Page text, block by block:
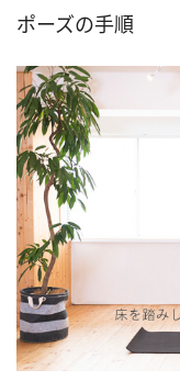
ポーズの手順